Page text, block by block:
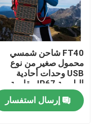
المنزل
FT40 شاحن شمسي
محمول صغير من نوع
USB وحدات أحادية
البلورية IP67 مقاومة
للماء
إرسال استفسار